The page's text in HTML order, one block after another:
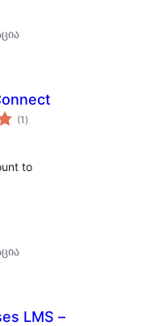
(1 საერთო
რეიტინგი
)
to
LMS –